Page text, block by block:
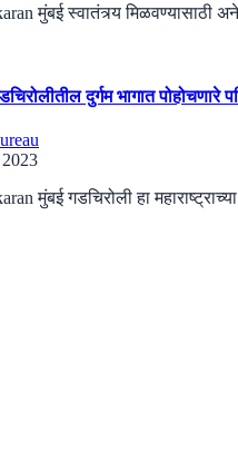
मुंबई स्वातंत्र्य मिळवण्यासाठी
दुर्गम भागात पोहोचणारे
मुंबई गडचिरोली हा